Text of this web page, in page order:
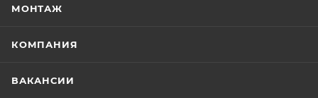
МОНТАЖ
КОМПАНИЯ
ВАКАНСИИ